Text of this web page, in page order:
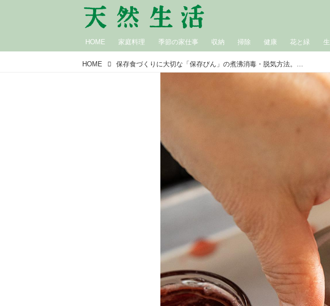
HOME 家庭料理 季節の家仕事 収納 掃除 健康 花と緑
HOME 保存食づくりに大切な「保存びん」の煮沸消毒・脱気方法。梅仕事やジャムづくりに／6月のおすすめ記事